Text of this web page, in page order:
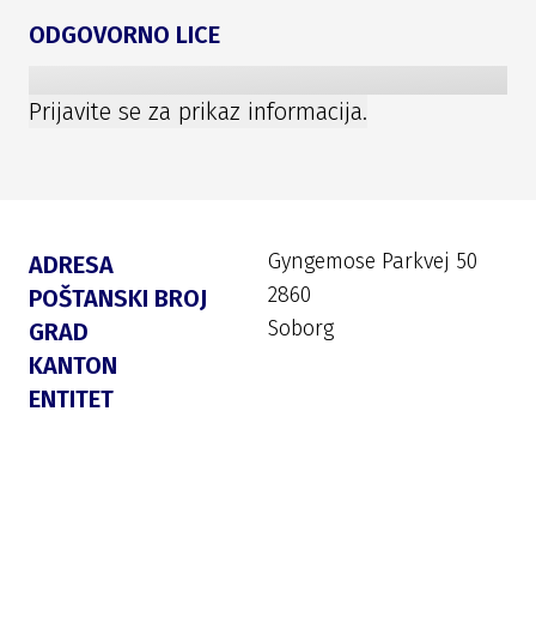
ODGOVORNO LICE
Prijavite se za prikaz informacija.
ADRESA Gyngemose Parkvej 50
POŠTANSKI BROJ 2860
GRAD Soborg
KANTON
ENTITET